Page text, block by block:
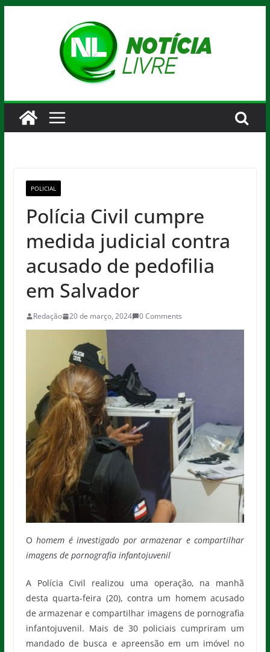
POLICIAL
Polícia Civil cumpre
medida judicial contra
acusado de pedofilia
em Salvador
Redação 20 de março, 2024 0 Comments
Ohomem é investigado por armazenar e compartilhar
imagens de pornografia infantojuvenil
A Polícia Civil realizou uma operação, na manhã
desta quarta-feira (20), contra um homem acusado
de armazenar e compartilhar imagens de pornografia
infantojuvenil. Mais de 30 policiais cumpriram um
mandado de busca e apreensão em um imóvel no